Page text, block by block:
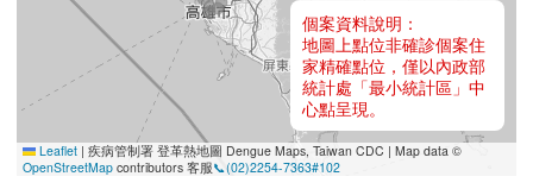
個案資料說明：
地圖上點位非確診個案住
家精確點位，僅以內政部
統計處「最小統計區」中
心點呈現。
Leaflet | 疾病管制署 登革熱地圖 Dengue Maps, Taiwan CDC | Map data ©
OpenStreetMap contributors 客服📞(02)2254-7363#102